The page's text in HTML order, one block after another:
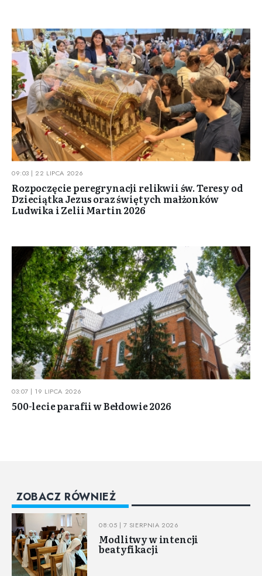
09:03 | 22 LIPCA 2026
Rozpoczęcie peregrynacji relikwii św. Teresy od
Dzieciątka Jezus oraz świętych małżonków
Ludwika i Zelii Martin 2026
03:07 | 19 LIPCA 2026
500-lecie parafii w Bełdowie 2026
ZOBACZ RÓWNIEŻ
08:05 | 7 SIERPNIA 2026
Modlitwy w intencji
beatyfikacji